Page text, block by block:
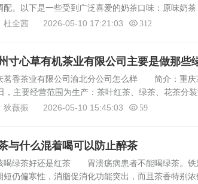
配。以下是一些受到广泛喜爱的奶茶口味：原味奶
，口感醇厚，甜度适中，是最基础也是最受欢迎的
杜全茜 2026-05-10 17:21:03 312
寸心草有机茶业有限公司主要是做那些
茗香茶业有限公司渝北分公司怎么样 简介：重庆
，主要经营范围为生产：茶叶红茶、绿茶、花茶分
表人：胡荣旺成立时间：20130826工商注册号：
狄薇振 2026-05-10 15:45:03 59
与什么混着喝可以防止醉茶
喝绿茶好还是红茶 胃溃疡病患者不能喝绿茶。铁
短仍偏寒性，消脂促消化功能突出，而且茶香特别